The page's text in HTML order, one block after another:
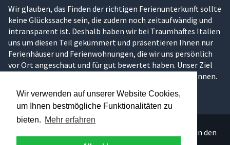
Wir verwenden auf unserer Website Cookies,
um Ihnen bestmögliche Funktionalitäten zu
bieten. Mehr erfahren
Wir glauben, das Finden der richtigen Ferienunterkunft sollte
keine Glückssache sein, die zudem noch zeitaufwändig und
intransparent ist. Deshalb haben wir bei Traumhaftes Italien
uns um diesen Teil gekümmert und präsentieren Ihnen nur
Ferienhäuser und Ferienwohnungen, die wir uns persönlich
vor Ort angeschaut und für gut bewertet haben. Unser Ziel
ist es, dass Sie Ihren Traumurlaub in Italien erleben können.
Über 300 persönlich ausgesuchte Ferienunterkünfte in den